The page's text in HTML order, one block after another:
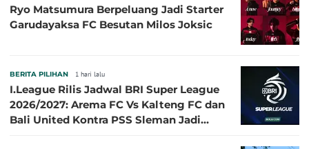
Ryo Matsumura Berpeluang Jadi Starter
Garudayaksa FC Besutan Milos Joksic
BERITA PILIHAN 1 hari lalu
I.League Rilis Jadwal BRI Super League
2026/2027: Arema FC Vs Kalteng FC dan
Bali United Kontra PSS Sleman Jadi